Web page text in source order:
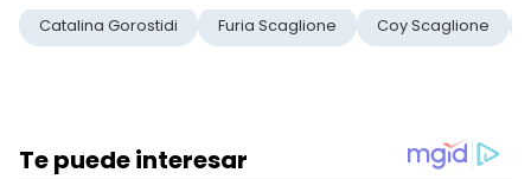
Catalina Gorostidi Furia Scaglione Coy Scaglione